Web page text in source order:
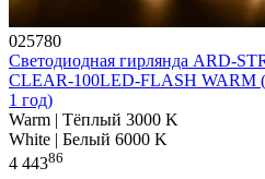
025780
Светодиодная гирлянда ARD-
CLEAR-100LED-FLASH WARM
1 год)
Warm | Тёплый 3000 K
White | Белый 6000 K
4 44386